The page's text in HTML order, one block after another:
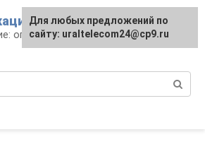
операторы, технологии,
Для любых предложений по
сайту: uraltelecom24@cp9.ru